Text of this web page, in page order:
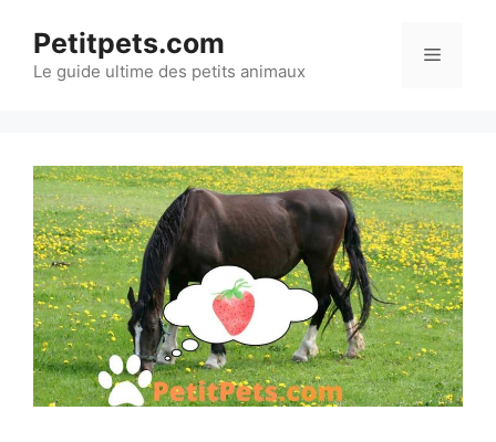
contenu
Petitpets.com
Le guide ultime des petits animaux
Menu